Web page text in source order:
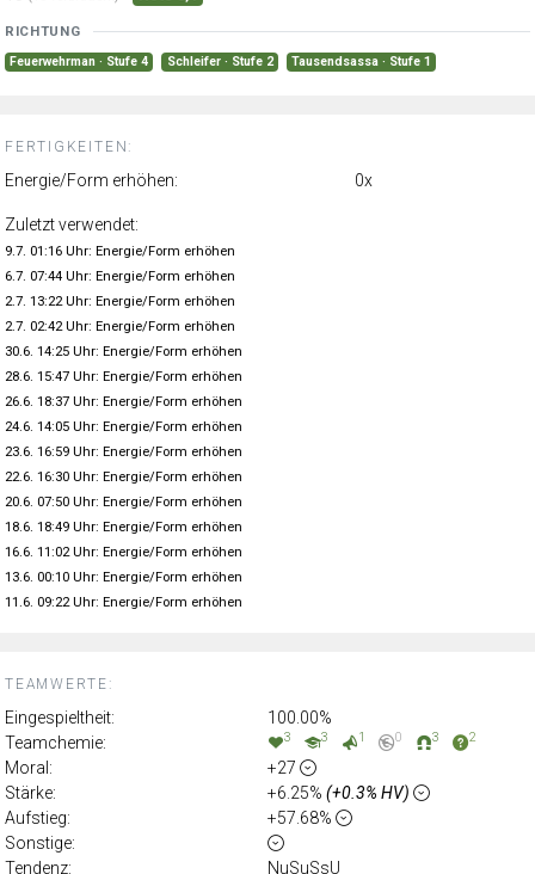
TEAMWERTE:
Eingespieltheit:
100.00%
Teamchemie:
3 3 1 0 3 2
Moral:
+27
Stärke:
+6.25% (+0.3% HV)
Aufstieg:
+57.68%
Sonstige:
Tendenz:
NuSuSsU
RICHTUNG
Feuerwehrman · Stufe 4 Schleifer · Stufe 2 Tausendsassa · Stufe 1
FERTIGKEITEN:
Energie/Form erhöhen: 0x
Zuletzt verwendet:
9.7. 01:16 Uhr: Energie/Form erhöhen
6.7. 07:44 Uhr: Energie/Form erhöhen
2.7. 13:22 Uhr: Energie/Form erhöhen
2.7. 02:42 Uhr: Energie/Form erhöhen
30.6. 14:25 Uhr: Energie/Form erhöhen
28.6. 15:47 Uhr: Energie/Form erhöhen
26.6. 18:37 Uhr: Energie/Form erhöhen
24.6. 14:05 Uhr: Energie/Form erhöhen
23.6. 16:59 Uhr: Energie/Form erhöhen
22.6. 16:30 Uhr: Energie/Form erhöhen
20.6. 07:50 Uhr: Energie/Form erhöhen
18.6. 18:49 Uhr: Energie/Form erhöhen
16.6. 11:02 Uhr: Energie/Form erhöhen
13.6. 00:10 Uhr: Energie/Form erhöhen
11.6. 09:22 Uhr: Energie/Form erhöhen